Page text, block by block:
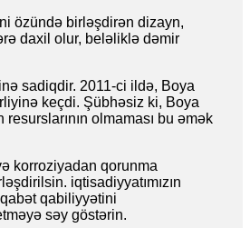
özündə birləşdirən dizayn,
daxil olur, beləliklə dəmir
sadiqdir. 2011-ci ildə, Boya
keçdi. Şübhəsiz ki, Boya
olmaması bu əmək
korroziyadan qorunma
iqtisadiyyatımızın
qabiliyyətini
səy göstərin.